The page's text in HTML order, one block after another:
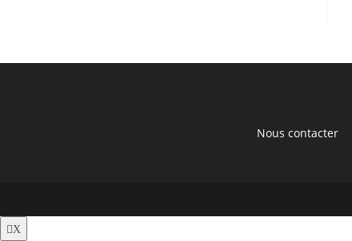
Nous contacter
X